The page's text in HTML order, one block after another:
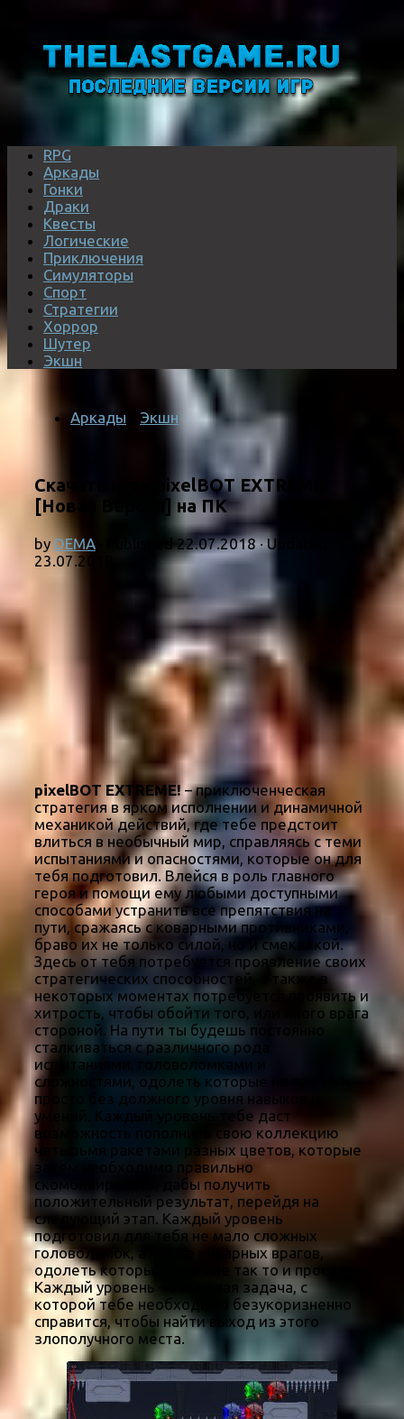
RPG
Аркады
Гонки
Драки
Квесты
Логические
Приключения
Симуляторы
Спорт
Стратегии
Хоррор
Шутер
Экшн
Аркады Экшн
Скачать игру pixelBOT EXTREME!
[Новая Версия] на ПК
by DEMA 22.07.2018· Updated
23.07.2018
pixelBOT EXTREME!– приключенческая
стратегия в ярком исполнении и динамичной
механикой действий, где тебе предстоит
влиться в необычный мир, справляясь с теми
испытаниями и опасностями, которые он для
тебя подготовил. Влейся в роль главного
героя и помощи ему любыми доступными
способами устранить все препятствия на
пути, сражаясь с коварными противниками,
браво их не только силой, но и смекалкой.
Здесь от тебя потребуется проявление своих
стратегических способностей, а также в
некоторых моментах потребуется проявить и
хитрость, чтобы обойти того, или иного врага
стороной. На пути ты будешь постоянно
сталкиваться с различного рода
испытаниями, головоломками и
сложностями, одолеть которые не так то и
просто без должного уровня навыков и
умений. Каждый уровень тебе даст
возможность пополнить свою коллекцию
четырьмя ракетами разных цветов, которые
затем необходимо правильно
скомбинировать, дабы получить
положительный результат, перейдя на
следующий этап. Каждый уровень
подготовил для тебя не мало сложных
головоломок, а также коварных врагов,
одолеть которых будет не так то и просто.
Каждый уровень – это новая задача, с
которой тебе необходимо безукоризненно
справится, чтобы найти выход из этого
злополучного места.